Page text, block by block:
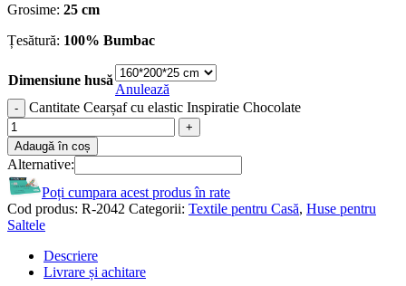
Grosime: 25 cm
Țesătură: 100% Bumbac
Dimensiune husă
Anulează
Cantitate Cearșaf cu elastic Inspiratie Chocolate
Adaugă în coș
Alternative:
Poți cumpara acest produs în rate
Cod produs: R-2042 Categorii: Textile pentru Casă, Huse pentru
Saltele
Descriere
Livrare și achitare